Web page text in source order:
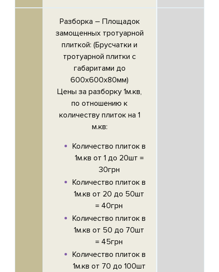
Разборка – Площадок
замощенных тротуарной
плиткой: (Брусчатки и
тротуарной плитки с
габаритами до
600х600х80мм)
Цены за разборку 1м.кв,
по отношению к
количеству плиток на 1
м.кв:
Количество плиток в
1м.кв от 1 до 20шт =
30грн
Количество плиток в
1м.кв от 20 до 50шт
= 40грн
Количество плиток в
1м.кв от 50 до 70шт
= 45грн
Количество плиток в
1м.кв от 70 до 100шт